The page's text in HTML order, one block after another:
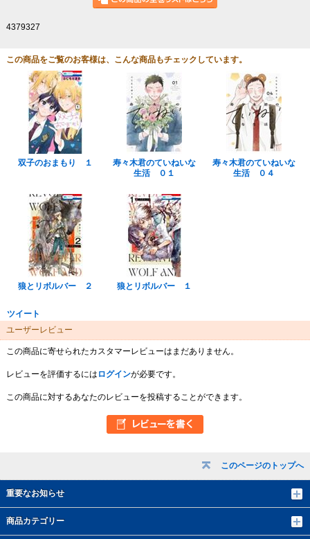
このページのトップへ
重要なお知らせ
商品カテゴリー
4379327
この商品をご覧のお客様は、こんな商品もチェックしています。
双子のおまもり １
寿々木君のていねいな
生活 ０１
寿々木君のていねいな
生活 ０４
狼とリボルバー ２ 狼とリボルバー １
ツイート
ユーザーレビュー
この商品に寄せられたカスタマーレビューはまだありません。
レビューを評価するには ログインが必要です。
この商品に対するあなたのレビューを投稿することができます。